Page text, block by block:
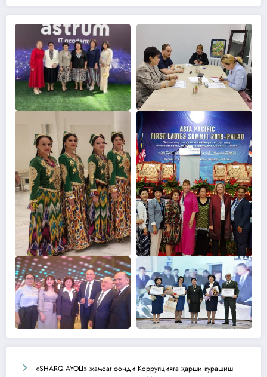
«SHARQ AYOLI» жамоат фонди Коррупцияга қарши курашиш